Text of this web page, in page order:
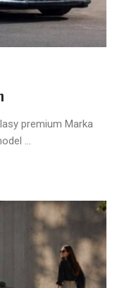
premium Marka
...